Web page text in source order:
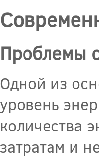
Проблемы
Одной из
уровень
количества
затратам и